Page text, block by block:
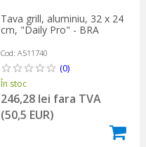
Tava grill, aluminiu, 32 x 24
cm, "Daily Pro" - BRA
Cod: A511740
(0)
În stoc
246,28 lei fara TVA
(50,5 EUR)